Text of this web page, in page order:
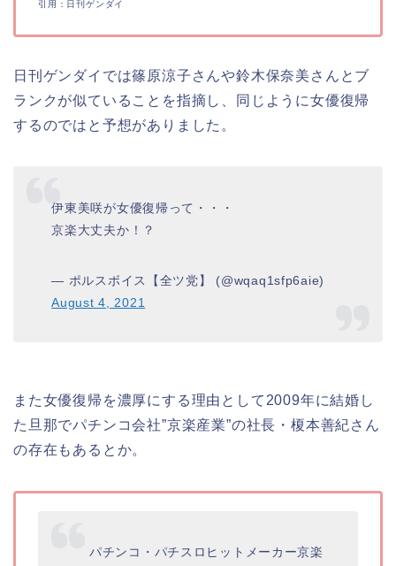
引用：日刊ゲンダイ
日刊ゲンダイでは篠原涼子さんや鈴木保奈美さんとブ
ランクが似ていることを指摘し、同じように女優復帰
するのではと予想がありました。
伊東美咲が女優復帰って・・・
京楽大丈夫か！？
— ポルスボイス【全ツ党】 (@wqaq1sfp6aie)
August 4, 2021
また女優復帰を濃厚にする理由として2009年に結婚し
た旦那でパチンコ会社”京楽産業”の社長・榎本善紀さん
の存在もあるとか。
パチンコ・パチスロヒットメーカー京楽